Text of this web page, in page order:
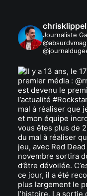
chrisklippel
Journaliste